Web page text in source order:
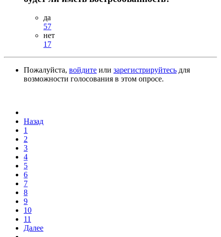
да
57
нет
17
Пожалуйста, войдите или зарегистрируйтесь для
возможности голосования в этом опросе.
Назад
1
2
3
4
5
6
7
8
9
10
11
Далее